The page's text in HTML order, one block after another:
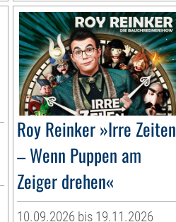
Roy Reinker »Irre Zeiten
– Wenn Puppen am
Zeiger drehen«
10.09.2026 bis 19.11.2026